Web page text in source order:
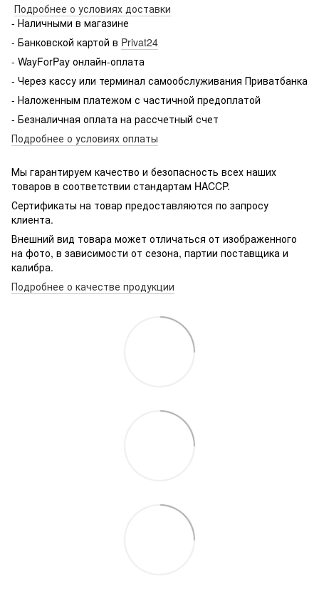
Подробнее о условиях доставки
- Наличными в магазине
- Банковской картой в Privat24
- WayForPay онлайн-оплата
- Через кассу или терминал самообслуживания Приватбанка
- Наложенным платежом с частичной предоплатой
- Безналичная оплата на рассчетный счет
Подробнее о условиях оплаты
Мы гарантируем качество и безопасность всех наших
товаров в соответствии стандартам HACCP.
Сертификаты на товар предоставляются по запросу
клиента.
Внешний вид товара может отличаться от изображенного
на фото, в зависимости от сезона, партии поставщика и
калибра.
Подробнее о качестве продукции